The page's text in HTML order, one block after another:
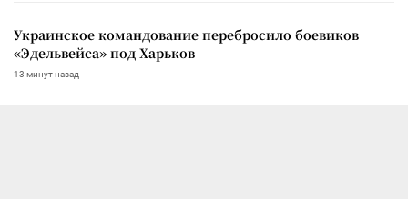
Украинское командование перебросило боевиков
«Эдельвейса» под Харьков
13 минут назад